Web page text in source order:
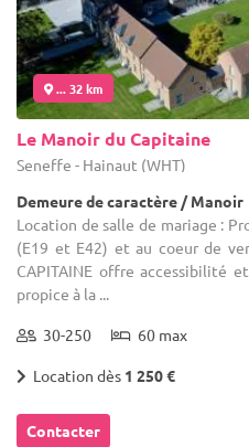
... 32 km
Le Manoir du Capitaine
Seneffe - Hainaut (WHT)
Demeure de caractère / Manoir
Location de salle de mariage :
(E19 et E42) et au coeur de
CAPITAINE offre accessibilité
propice à la ...
30-250 60 max
Location dès 1 250 €
Contacter